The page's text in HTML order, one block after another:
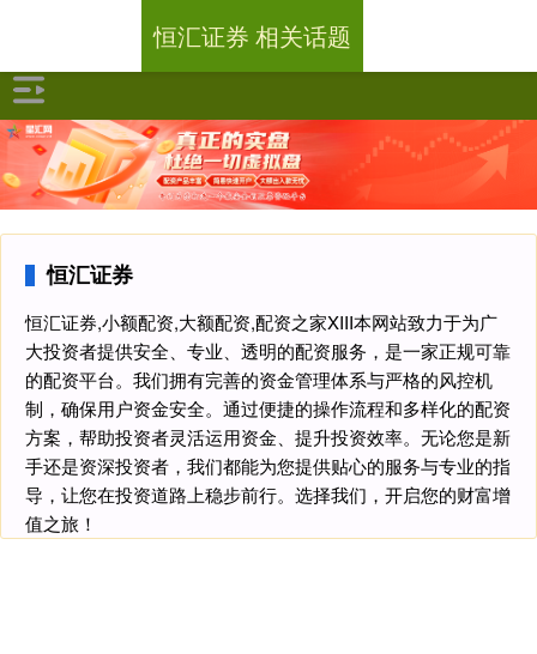
恒汇证券
恒汇证券,小额配资,大额配资,配资之家XIII‌本网站致力于为广
大投资者提供安全、专业、透明的配资服务，是一家正规可靠
的配资平台。我们拥有完善的资金管理体系与严格的风控机
制，确保用户资金安全。通过便捷的操作流程和多样化的配资
方案，帮助投资者灵活运用资金、提升投资效率。无论您是新
手还是资深投资者，我们都能为您提供贴心的服务与专业的指
导，让您在投资道路上稳步前行。选择我们，开启您的财富增
值之旅！
恒汇证券 相关话题